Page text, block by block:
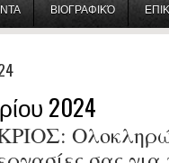
ΒΙΟΓΡΑΦΙΚΌ
2024